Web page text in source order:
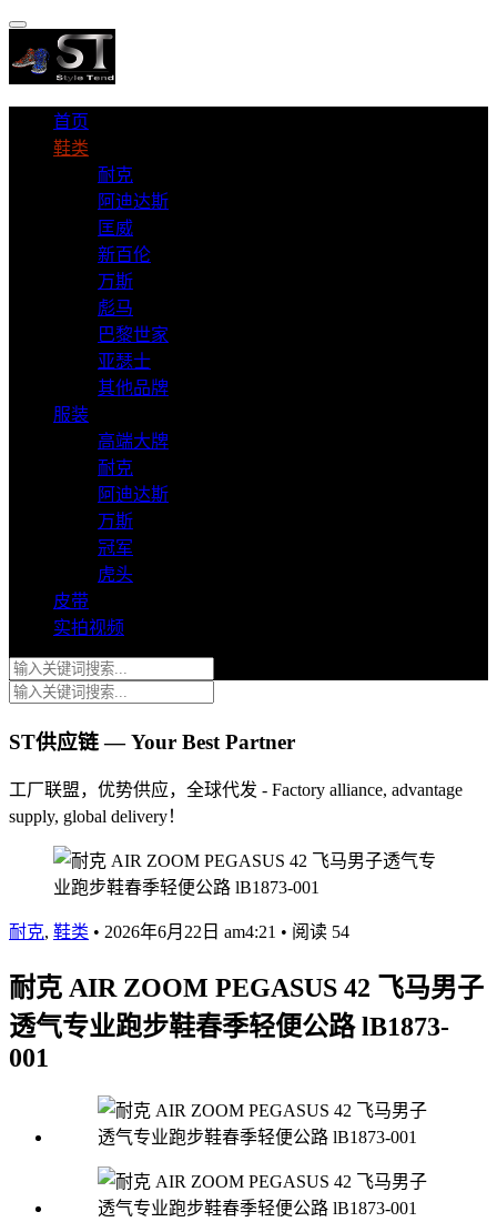
首页
鞋类
耐克
阿迪达斯
匡威
新百伦
万斯
彪马
巴黎世家
亚瑟士
其他品牌
服装
高端大牌
耐克
阿迪达斯
万斯
冠军
虎头
皮带
实拍视频
ST供应链 — Your Best Partner
工厂联盟，优势供应，全球代发 - Factory alliance, advantage
supply, global delivery！
耐克, 鞋类 • 2026年6月22日 am4:21 • 阅读 54
耐克 AIR ZOOM PEGASUS 42 飞马男子
透气专业跑步鞋春季轻便公路 lB1873-
001